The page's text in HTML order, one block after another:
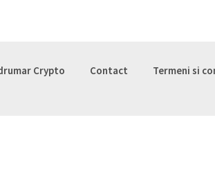
Crypto Contact Termeni si